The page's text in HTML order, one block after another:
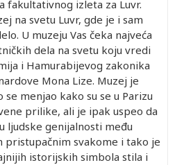
fakultativnog izleta za Luvr.
na svetu Luvr, gde je i sam
U muzeju Vas čeka najveća
dela na svetu koju vredi
i Hamurabijevog zakonika
Mona Lize. Muzej je
menjao kako su se u Parizu
prilike, ali je ipak uspeo da
ljudske genijalnosti među
pristupačnim svakome i tako je
istorijskih simbola stila i